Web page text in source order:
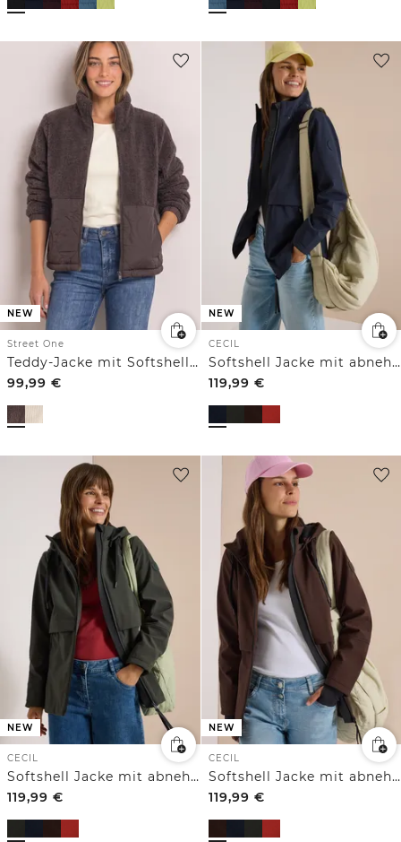
NEW
Street One
Teddy-Jacke mit Softshelldetails
99,99 €
NEW
CECIL
Softshell Jacke mit abnehmbarer Kapuze
119,99 €
NEW
CECIL
Softshell Jacke mit abnehmbarer Kapuze
119,99 €
NEW
CECIL
Softshell Jacke mit abnehmbarer Kapuze
119,99 €